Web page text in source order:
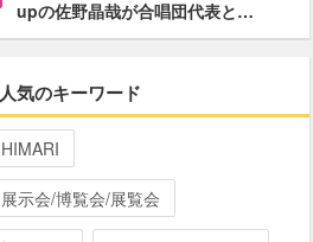
upの佐野晶哉が合唱団代表と…
人気のキーワード
HIMARI
展示会/博覧会/展覧会